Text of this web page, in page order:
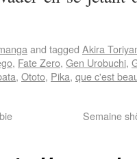
and tagged Akira
, Fate Zero, Gen Urobuchi,
, Ototo, Pika, que c'est
Semaine